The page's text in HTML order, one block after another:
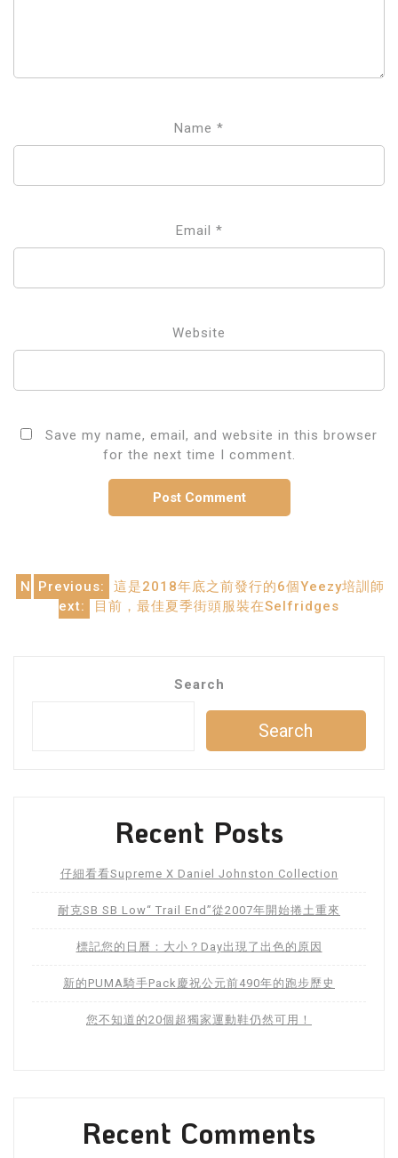
Name *
Email *
Website
Save my name, email, and website in this browser
for the next time I comment.
Post
navigation
Previous: 這是2018年底之前發行的6個Yeezy培訓師
N
ext:
目前，最佳夏季街頭服裝在Selfridges
Search
Search
Recent Posts
仔細看看Supreme X Daniel Johnston Collection
耐克SB SB Low“ Trail End”從2007年開始捲土重來
標記您的日曆：大小？Day出現了出色的原因
新的PUMA騎手Pack慶祝公元前490年的跑步歷史
您不知道的20個超獨家運動鞋仍然可用！
Recent Comments